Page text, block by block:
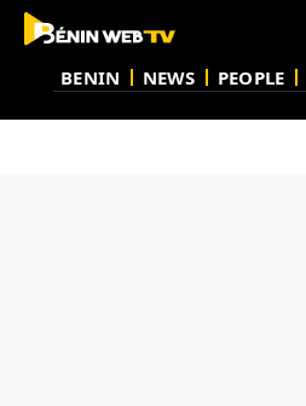
BENIN NEWS PEOPLE